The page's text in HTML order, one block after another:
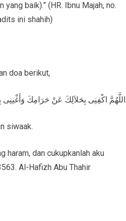
baik).” (HR. Ibnu Majah, no.
ini shahih)
doa berikut,
اللَّهُمَّ اكْفِنِى بِحَلاَلِكَ عَنْ حَرَامِكَ
siwaak.
haram, dan cukupkanlah aku
Al-Hafizh Abu Thahir